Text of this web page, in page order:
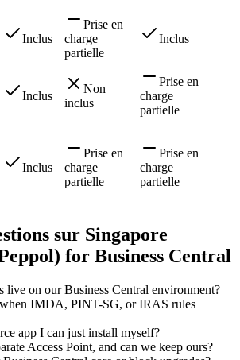
Inclus
Prise en
charge
partielle
Inclus
Inclus
Non
inclus
Prise en
charge
partielle
Inclus
Prise en
charge
partielle
Prise en
charge
partielle
sur Singapore
for Business Central
on our Business Central environment?
IMDA, PINT-SG, or IRAS rules
app I can just install myself?
Access Point, and can we keep ours?